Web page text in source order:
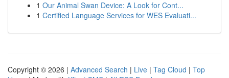
1 Our Animal Swan Device: A Look for Cont...
1 Certified Language Services for WES Evaluati...
Copyright © 2026 | Advanced Search | Live | Tag Cloud | Top